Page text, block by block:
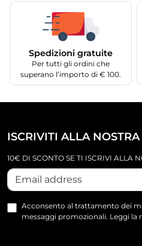
Spedizioni gratuite
Per tutti gli ordini che
superano l’importo di € 100.
ISCRIVITI ALLA
10€ DI SCONTO SE TI ISCRIVI ALLA
Acconsento al trattamento dei
messaggi promozionali. Leggi la